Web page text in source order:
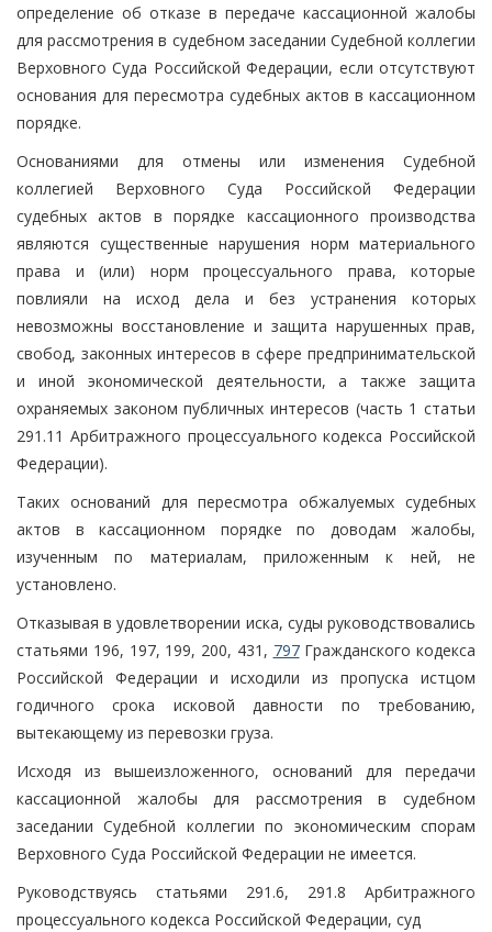
определение об отказе в передаче кассационной жалобы
для рассмотрения в судебном заседании Судебной коллегии
Верховного Суда Российской Федерации, если отсутствуют
основания для пересмотра судебных актов в кассационном
порядке.
Основаниями для отмены или изменения Судебной
коллегией Верховного Суда Российской Федерации
судебных актов в порядке кассационного производства
являются существенные нарушения норм материального
права и (или) норм процессуального права, которые
повлияли на исход дела и без устранения которых
невозможны восстановление и защита нарушенных прав,
свобод, законных интересов в сфере предпринимательской
и иной экономической деятельности, а также защита
охраняемых законом публичных интересов (часть 1 статьи
291.11 Арбитражного процессуального кодекса Российской
Федерации).
Таких оснований для пересмотра обжалуемых судебных
актов в кассационном порядке по доводам жалобы,
изученным по материалам, приложенным к ней, не
установлено.
Отказывая в удовлетворении иска, суды руководствовались
статьями 196, 197, 199, 200, 431, 797Гражданского кодекса
Российской Федерации и исходили из пропуска истцом
годичного срока исковой давности по требованию,
вытекающему из перевозки груза.
Исходя из вышеизложенного, оснований для передачи
кассационной жалобы для рассмотрения в судебном
заседании Судебной коллегии по экономическим спорам
Верховного Суда Российской Федерации не имеется.
Руководствуясь статьями 291.6, 291.8 Арбитражного
процессуального кодекса Российской Федерации, суд